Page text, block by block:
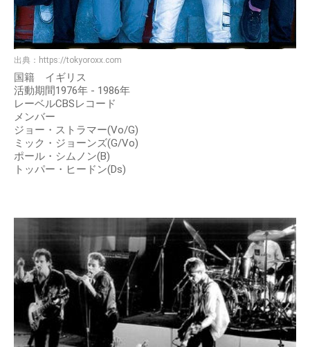
出典： https://tokyoroxx.com
国籍 イギリス
活動期間1976年 - 1986年
レーベルCBSレコード
メンバー
ジョー・ストラマー(Vo/G)
ミック・ジョーンズ(G/Vo)
ポール・シムノン(B)
トッパー・ヒードン(Ds)